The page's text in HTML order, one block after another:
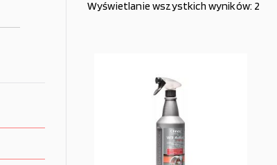
Wyświetlanie wszystkich wyników: 2